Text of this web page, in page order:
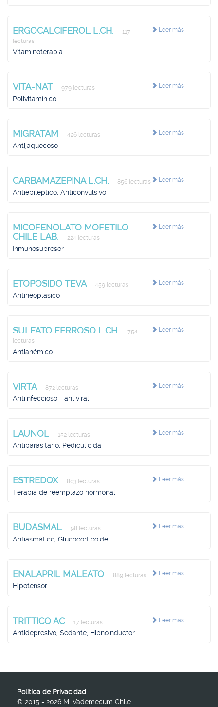
Leer más
ERGOCALCIFEROL L.CH.
117
lecturas
Vitaminoterapia
Leer más
VITA-NAT 979 lecturas
Polivitamínico
Leer más
MIGRATAM 426 lecturas
Antijaquecoso
Leer más
CARBAMAZEPINA L.CH. 856 lecturas
Antiepiléptico, Anticonvulsivo
Leer más
MICOFENOLATO MOFETILO
CHILE LAB.
224 lecturas
Inmunosupresor
Leer más
ETOPOSIDO TEVA 459 lecturas
Antineoplásico
Leer más
SULFATO FERROSO L.CH.
754
lecturas
Antianémico
Leer más
VIRTA 872 lecturas
Antiinfeccioso - antiviral
Leer más
LAUNOL 152 lecturas
Antiparasitario, Pediculicida
Leer más
ESTREDOX 803 lecturas
Terapia de reemplazo hormonal
Leer más
BUDASMAL 98 lecturas
Antiasmático, Glucocorticoide
Leer más
ENALAPRIL MALEATO 889 lecturas
Hipotensor
Leer más
TRITTICO AC 17 lecturas
Antidepresivo, Sedante, Hipnoinductor
Política de Privacidad
© 2015 - 2026 Mi Vademecum Chile